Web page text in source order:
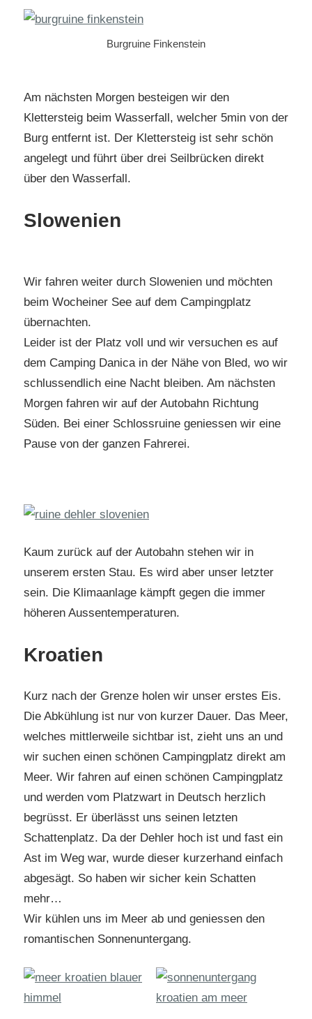
Burgruine Finkenstein
Am nächsten Morgen besteigen wir den
Klettersteig beim Wasserfall, welcher 5min von der
Burg entfernt ist. Der Klettersteig ist sehr schön
angelegt und führt über drei Seilbrücken direkt
über den Wasserfall.
Slowenien
Wir fahren weiter durch Slowenien und möchten
beim Wocheiner See auf dem Campingplatz
übernachten.
Leider ist der Platz voll und wir versuchen es auf
dem Camping Danica in der Nähe von Bled, wo wir
schlussendlich eine Nacht bleiben. Am nächsten
Morgen fahren wir auf der Autobahn Richtung
Süden. Bei einer Schlossruine geniessen wir eine
Pause von der ganzen Fahrerei.
Kaum zurück auf der Autobahn stehen wir in
unserem ersten Stau. Es wird aber unser letzter
sein. Die Klimaanlage kämpft gegen die immer
höheren Aussentemperaturen.
Kroatien
Kurz nach der Grenze holen wir unser erstes Eis.
Die Abkühlung ist nur von kurzer Dauer. Das Meer,
welches mittlerweile sichtbar ist, zieht uns an und
wir suchen einen schönen Campingplatz direkt am
Meer. Wir fahren auf einen schönen Campingplatz
und werden vom Platzwart in Deutsch herzlich
begrüsst. Er überlässt uns seinen letzten
Schattenplatz. Da der Dehler hoch ist und fast ein
Ast im Weg war, wurde dieser kurzerhand einfach
abgesägt. So haben wir sicher kein Schatten
mehr…
Wir kühlen uns im Meer ab und geniessen den
romantischen Sonnenuntergang.